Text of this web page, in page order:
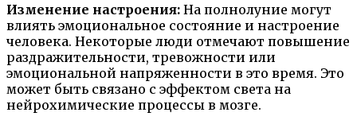
Изменение настроения: На полнолуние могут
влиять эмоциональное состояние и настроение
человека. Некоторые люди отмечают повышение
раздражительности, тревожности или
эмоциональной напряженности в это время. Это
может быть связано с эффектом света на
нейрохимические процессы в мозге.